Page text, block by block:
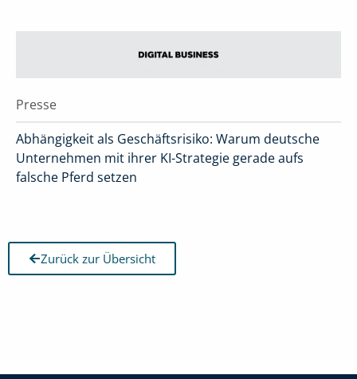
Presse
Abhängigkeit als Geschäftsrisiko: Warum deutsche
Unternehmen mit ihrer KI-Strategie gerade aufs
falsche Pferd setzen
Zurück zur Übersicht